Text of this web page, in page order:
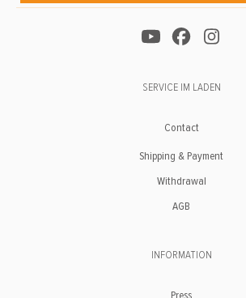
SERVICE IM LADEN
Contact
Shipping & Payment
Withdrawal
AGB
INFORMATION
Press